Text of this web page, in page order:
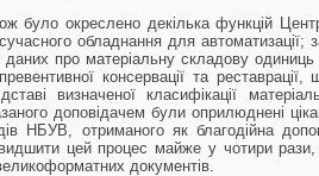
було окреслено декілька функцій
обладнання для автоматизації;
даних про матеріальну складову одиниць
консервації та
визначеної класифікації
доповідачем були оприлюднені
НБУВ, отриманого як благодійна
цей процес майже у чотири рази,
документів.